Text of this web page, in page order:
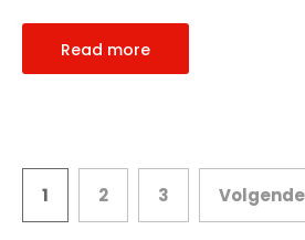
Read more
Berichten
1 2 3 Volgende